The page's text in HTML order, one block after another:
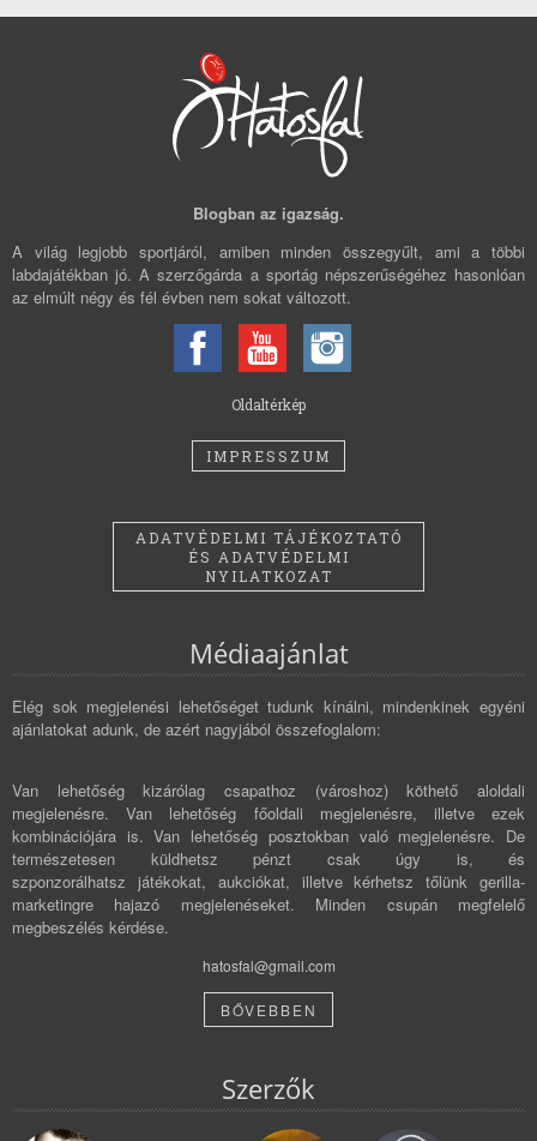
Blogban az igazság.
A világ legjobb sportjáról, amiben minden összegyűlt, ami a többi
labdajátékban jó. A szerzőgárda a sportág népszerűségéhez hasonlóan
az elmúlt négy és fél évben nem sokat változott.
Oldaltérkép
IMPRESSZUM
ADATVÉDELMI TÁJÉKOZTATÓ
ÉS ADATVÉDELMI
NYILATKOZAT
Médiaajánlat
Elég sok megjelenési lehetőséget tudunk kínálni, mindenkinek egyéni
ajánlatokat adunk, de azért nagyjából összefoglalom:
Van lehetőség kizárólag csapathoz (városhoz) köthető aloldali
megjelenésre. Van lehetőség főoldali megjelenésre, illetve ezek
kombinációjára is. Van lehetőség posztokban való megjelenésre. De
természetesen küldhetsz pénzt csak úgy is, és
szponzorálhatsz játékokat, aukciókat, illetve kérhetsz tőlünk gerilla-
marketingre hajazó megjelenéseket. Minden csupán megfelelő
megbeszélés kérdése.
hatosfal@gmail.com
BŐVEBBEN
Szerzők